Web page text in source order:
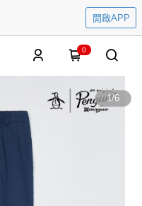
開啟APP
0
1/6